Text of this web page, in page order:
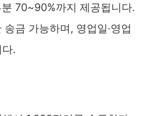
70~90%까지 제공됩니다.
금 가능하며, 영업일·영업
.